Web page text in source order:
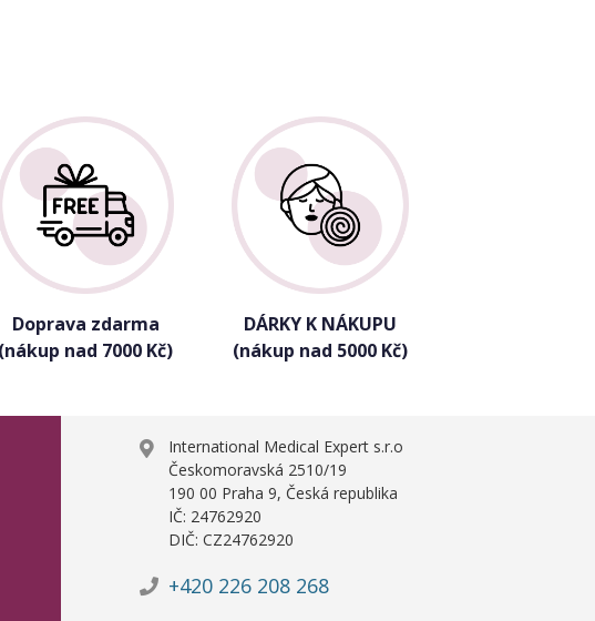
Doprava zdarma
(nákup nad 7000 Kč)
DÁRKY K NÁKUPU
(nákup nad 5000 Kč)
International Medical Expert s.r.o
Českomoravská 2510/19
190 00 Praha 9, Česká republika
IČ: 24762920
DIČ: CZ24762920
+420 226 208 268